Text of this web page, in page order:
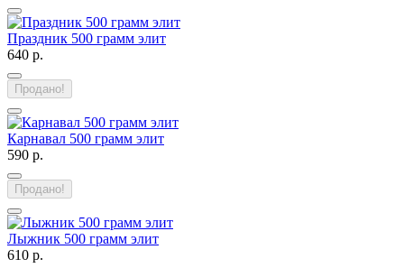
Праздник 500 грамм элит
640 р.
Продано!
Карнавал 500 грамм элит
590 р.
Продано!
Лыжник 500 грамм элит
610 р.